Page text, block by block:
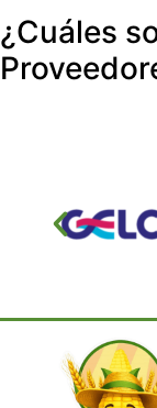
¿Cuáles